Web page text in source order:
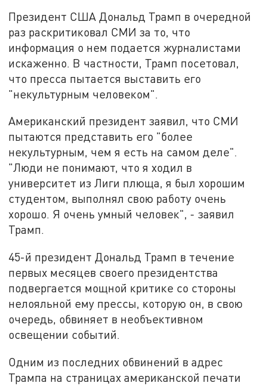
Президент США Дональд Трамп в очередной
раз раскритиковал СМИ за то, что
информация о нем подается журналистами
искаженно. В частности, Трамп посетовал,
что пресса пытается выставить его
"некультурным человеком".
Американский президент заявил, что СМИ
пытаются представить его "более
некультурным, чем я есть на самом деле".
"Люди не понимают, что я ходил в
университет из Лиги плюща, я был хорошим
студентом, выполнял свою работу очень
хорошо. Я очень умный человек", - заявил
Трамп.
45-й президент Дональд Трамп в течение
первых месяцев своего президентства
подвергается мощной критике со стороны
нелояльной ему прессы, которую он, в свою
очередь, обвиняет в необъективном
освещении событий.
Одним из последних обвинений в адрес
Трампа на страницах американской печати